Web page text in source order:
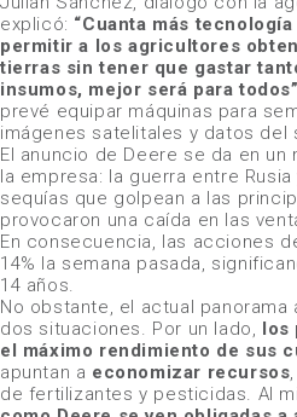
explicó: “Cuanta más
permitir a los agricultores
tierras sin tener que gastar
insumos, mejor será para todos”
prevé equipar máquinas para
imágenes satelitales y datos del
El anuncio de Deere se da en
la empresa: la guerra entre
sequías que golpean a las
provocaron una caída en las
En consecuencia, las acciones
14% la semana pasada,
14 años.
No obstante, el actual
dos situaciones. Por un lado, los
el máximo rendimiento de sus
apuntan a economizar recursos
de fertilizantes y pesticidas. Al